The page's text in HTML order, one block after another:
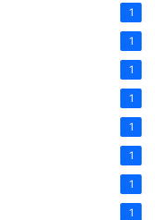
1
1
1
1
1
1
1
1